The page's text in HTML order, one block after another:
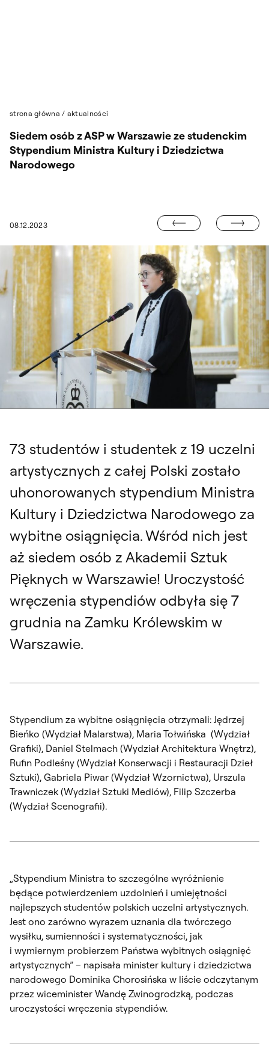
strona główna / aktualności
08.12.2023
Siedem osób z ASP w Warszawie ze studenckim
Stypendium Ministra Kultury i Dziedzictwa
Narodowego
15. EDYCJA UPCOMING ODBĘDZIE SIĘ LATEM 2024
73 studentów i studentek z 19 uczelni
artystycznych z całej Polski zostało
uhonorowanych stypendium Ministra
Kultury i Dziedzictwa Narodowego za
wybitne osiągnięcia. Wśród nich jest
aż siedem osób z Akademii Sztuk
Pięknych w Warszawie! Uroczystość
wręczenia stypendiów odbyła się 7
grudnia na Zamku Królewskim w
Warszawie.
Stypendium za wybitne osiągnięcia otrzymali: Jędrzej
Bieńko (Wydział Malarstwa), Maria Tołwińska (Wydział
Grafiki), Daniel Stelmach (Wydział Architektura Wnętrz),
Rufin Podleśny (Wydział Konserwacji i Restauracji Dzieł
Sztuki), Gabriela Piwar (Wydział Wzornictwa), Urszula
Trawniczek (Wydział Sztuki Mediów), Filip Szczerba
(Wydział Scenografii).
„Stypendium Ministra to szczególne wyróżnienie
będące potwierdzeniem uzdolnień i umiejętności
najlepszych studentów polskich uczelni artystycznych.
Jest ono zarówno wyrazem uznania dla twórczego
wysiłku, sumienności i systematyczności, jak
i wymiernym probierzem Państwa wybitnych osiągnięć
artystycznych” – napisała minister kultury i dziedzictwa
narodowego Dominika Chorosińska w liście odczytanym
przez wiceminister Wandę Zwinogrodzką, podczas
uroczystości wręczenia stypendiów.